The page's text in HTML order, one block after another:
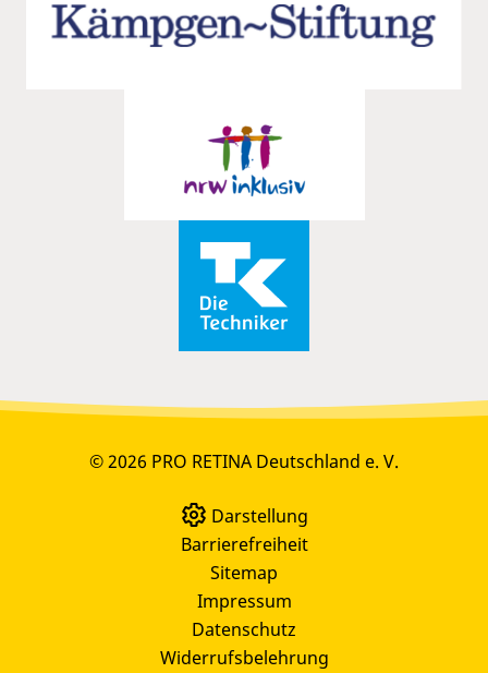
© 2026 PRO RETINA Deutschland e. V.
Darstellung
Barrierefreiheit
Sitemap
Impressum
Datenschutz
Widerrufsbelehrung